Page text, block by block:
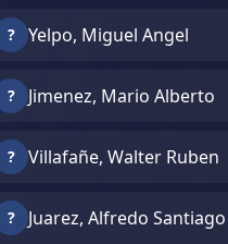
? Yelpo, Miguel Angel
? Jimenez, Mario Alberto
? Villafañe, Walter Ruben
? Juarez, Alfredo Santiago